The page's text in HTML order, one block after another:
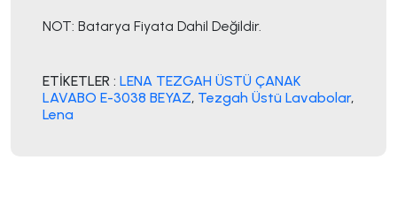
NOT: Batarya Fiyata Dahil Değildir.
ETİKETLER : LENA TEZGAH ÜSTÜ ÇANAK
LAVABO E-3038 BEYAZ, Tezgah Üstü Lavabolar,
Lena